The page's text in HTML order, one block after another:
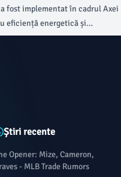
fost implementat în cadrul Axei
eficiență energetică și
modernizarea și creșterea
Știri recente
Opener: Mize, Cameron,
- MLB Trade Rumors